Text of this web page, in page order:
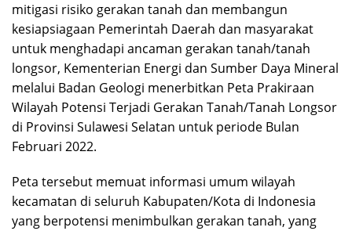
mitigasi risiko gerakan tanah dan membangun
kesiapsiagaan Pemerintah Daerah dan masyarakat
untuk menghadapi ancaman gerakan tanah/tanah
longsor, Kementerian Energi dan Sumber Daya Mineral
melalui Badan Geologi menerbitkan Peta Prakiraan
Wilayah Potensi Terjadi Gerakan Tanah/Tanah Longsor
di Provinsi Sulawesi Selatan untuk periode Bulan
Februari 2022.
Peta tersebut memuat informasi umum wilayah
kecamatan di seluruh Kabupaten/Kota di Indonesia
yang berpotensi menimbulkan gerakan tanah, yang